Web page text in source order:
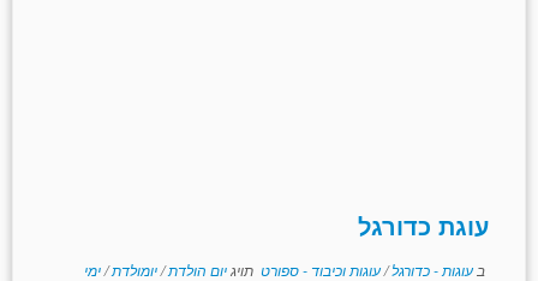
עוגת כדורגל
ב עוגות - כדורגל/עוגות וכיבוד - ספורט תויגיום הולדת/יומולדת/ימי